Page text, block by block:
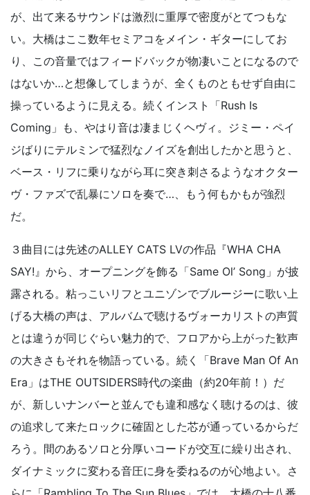
が、出て来るサウンドは激烈に重厚で密度がとてつもな
い。大橋はここ数年セミアコをメイン・ギターにしてお
り、この音量ではフィードバックが物凄いことになるので
はないか…と想像してしまうが、全くものともせず自由に
操っているように見える。続くインスト「Rush Is
Coming」も、やはり音は凄まじくヘヴィ。ジミー・ペイ
ジばりにテルミンで猛烈なノイズを創出したかと思うと、
ベース・リフに乗りながら耳に突き刺さるようなオクター
ヴ・ファズで乱暴にソロを奏で…、もう何もかもが強烈
だ。
３曲目には先述のALLEY CATS LVの作品『WHA CHA
SAY!』から、オープニングを飾る「Same Ol’ Song」が披
露される。粘っこいリフとユニゾンでブルージーに歌い上
げる大橋の声は、アルバムで聴けるヴォーカリストの声質
とは違うが同じぐらい魅力的で、フロアから上がった歓声
の大きさもそれを物語っている。続く「Brave Man Of An
Era」はTHE OUTSIDERS時代の楽曲（約20年前！）だ
が、新しいナンバーと並んでも違和感なく聴けるのは、彼
の追求して来たロックに確固とした芯が通っているからだ
ろう。間のあるソロと分厚いコードが交互に繰り出され、
ダイナミックに変わる音圧に身を委ねるのが心地よい。さ